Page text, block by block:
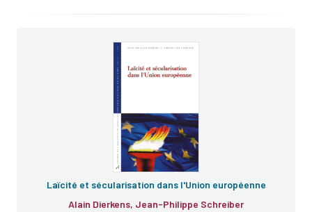
Laïcité et sécularisation dans l'Union européenne
Alain Dierkens, Jean-Philippe Schreiber